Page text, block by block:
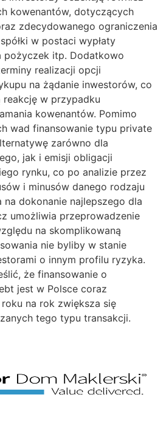
kowenantów, dotyczących
zdecydowanego ograniczenia
w postaci wypłaty
pożyczek itp. Dodatkowo
realizacji opcji
na żądanie inwestorów, co
w przypadku
kowenantów. Pomimo
wad finansowanie typu private
zarówno dla
jak i emisji obligacji
rynku, co po analizie przez
i minusów danego rodzaju
dokonanie najlepszego dla
umożliwia przeprowadzenie
na skomplikowaną
nie byliby w stanie
o innym profilu ryzyka.
że finansowanie o
jest w Polsce coraz
na rok zwiększa się
tego typu transakcji.